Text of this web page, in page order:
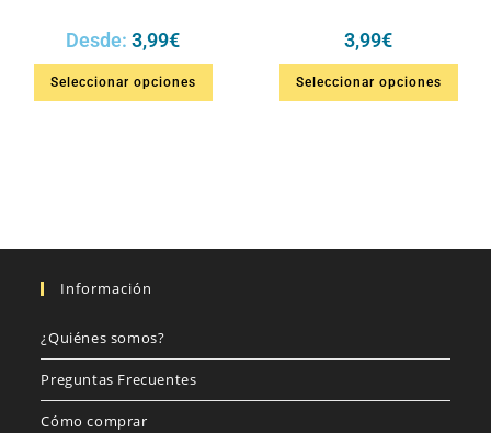
Desde: 3,99€
Seleccionar opciones
3,99€
Seleccionar opciones
Información
¿Quiénes somos?
Preguntas Frecuentes
Cómo comprar